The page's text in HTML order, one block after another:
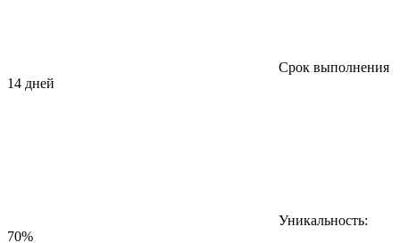
Срок выполнения
14 дней
Уникальность:
70%